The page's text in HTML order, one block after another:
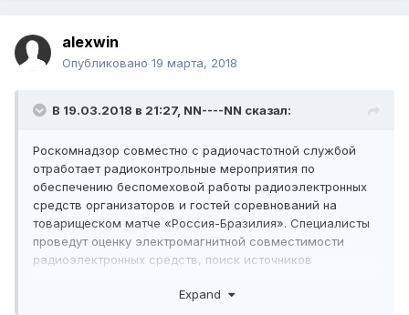
alexwin
Опубликовано 19 марта, 2018
В 19.03.2018 в 21:27, NN----NN сказал:
Роскомнадзор совместно с радиочастотной службой
отработает радиоконтрольные мероприятия по
обеспечению беспомеховой работы радиоэлектронных
средств организаторов и гостей соревнований на
товарищеском матче «Россия-Бразилия». Специалисты
проведут оценку электромагнитной совместимости
радиоэлектронных средств, поиск источников
использования радиоэлектронных средств. В ходе
Expand